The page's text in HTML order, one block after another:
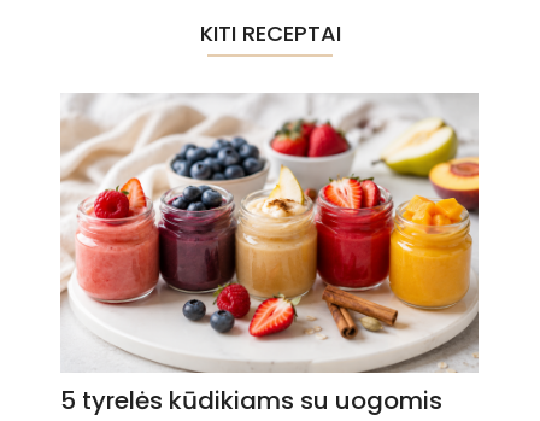
KITI RECEPTAI
5 tyrelės kūdikiams su uogomis